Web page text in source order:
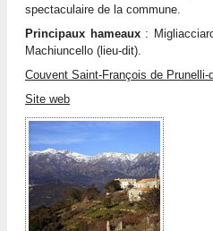
spectaculaire de la commune.
Principaux hameaux:
Machiuncello (lieu-dit).
Couvent Saint-François de Prunelli-
Site web